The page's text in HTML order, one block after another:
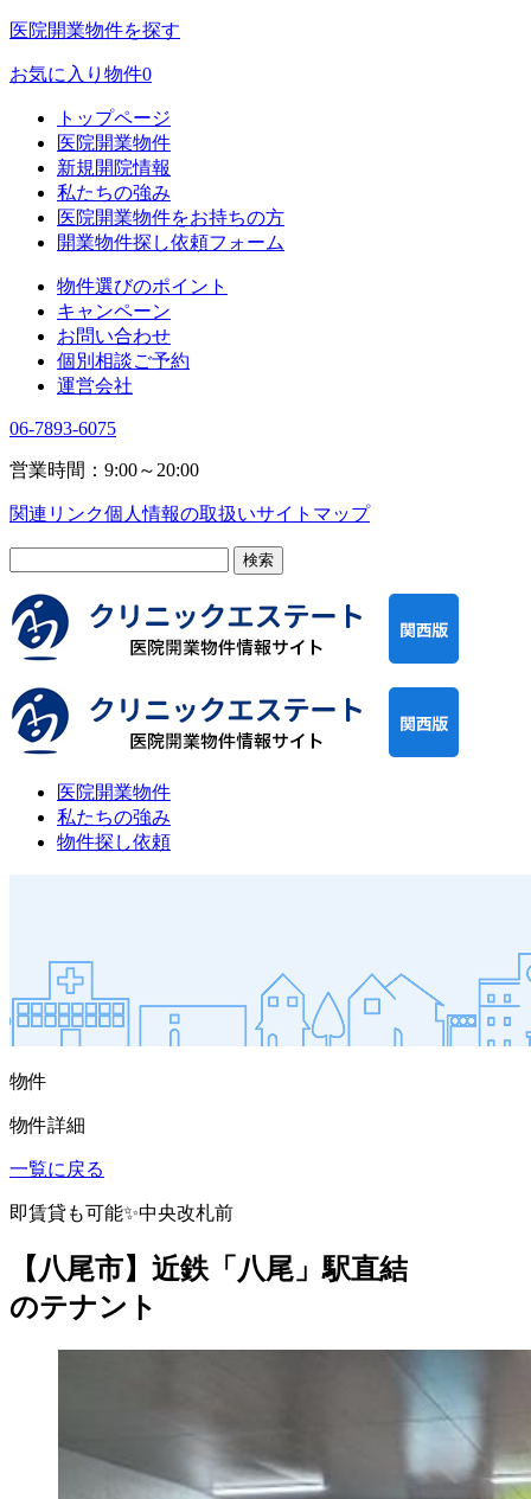
医院開業物件を探す
お気に入り物件0
トップページ
医院開業物件
新規開院情報
私たちの強み
医院開業物件をお持ちの方
開業物件探し依頼フォーム
物件選びのポイント
キャンペーン
お問い合わせ
個別相談ご予約
運営会社
06-7893-6075
営業時間：9:00～20:00
関連リンク個人情報の取扱いサイトマップ
医院開業物件
私たちの強み
物件探し依頼
物件
物件詳細
一覧に戻る
即賃貸も可能✨中央改札前
【八尾市】近鉄「八尾」駅直結
のテナント